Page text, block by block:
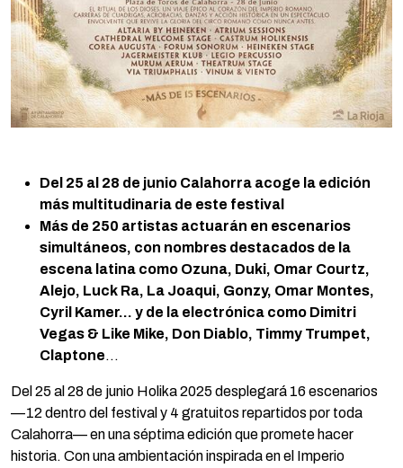
Del 25 al 28 de junio Calahorra acoge la edición
más multitudinaria de este festival
Más de 250 artistas actuarán en escenarios
simultáneos, con nombres destacados de la
escena latina como Ozuna, Duki, Omar Courtz,
Alejo, Luck Ra, La Joaqui, Gonzy, Omar Montes,
Cyril Kamer… y de la electrónica como Dimitri
Vegas & Like Mike, Don Diablo, Timmy Trumpet,
Claptone…
Del 25 al 28 de junio Holika 2025 desplegará 16 escenarios
—12 dentro del festival y 4 gratuitos repartidos por toda
Calahorra— en una séptima edición que promete hacer
historia. Con una ambientación inspirada en el Imperio